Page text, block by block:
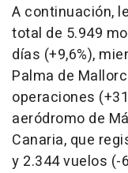
A continuación,
total de 5.949
días (+9,6%),
Palma de
operaciones
aeródromo de
Canaria, que
y 2.344 vuelos (-